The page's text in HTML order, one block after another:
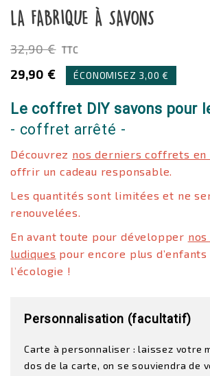
LA FABRIQUE À SAVONS
32,90 €
29,90 €
ÉCONOMISEZ 3,00 €
TTC
Le coffret DIY savons pour
- coffret arrêté -
Découvrez nos derniers coffrets en
offrir un cadeau responsable.
Les quantités sont limitées et ne
renouvelées.
En avant toute pour développer
ludiques pour encore plus
l’écologie !
Personnalisation (facultatif)
Carte à personnaliser : laissez votre
dos de la carte, on se souviendra de